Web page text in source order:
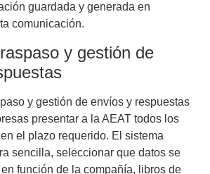
guardada y generada en
comunicación.
y gestión de
y gestión de envíos y respuestas
presentar a la AEAT todos los
el plazo requerido. El sistema
sencilla, seleccionar que datos se
función de la compañía, libros de